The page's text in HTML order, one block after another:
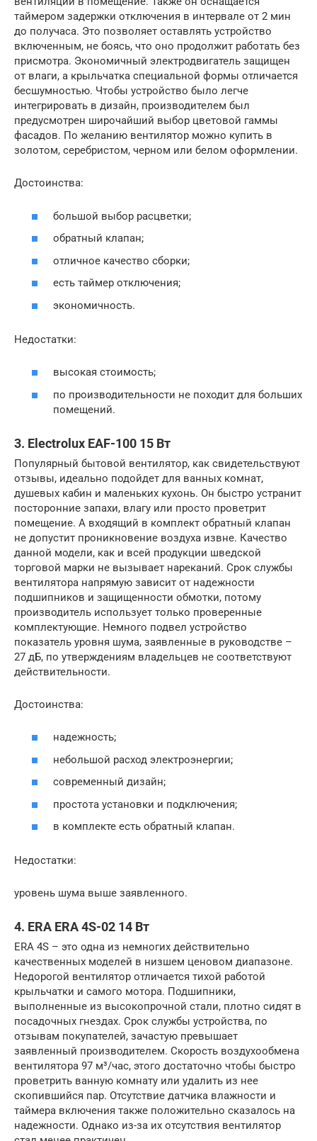
таймером задержки отключения в интервале от 2 мин
до получаса. Это позволяет оставлять устройство
включенным, не боясь, что оно продолжит работать без
присмотра. Экономичный электродвигатель защищен
от влаги, а крыльчатка специальной формы отличается
бесшумностью. Чтобы устройство было легче
интегрировать в дизайн, производителем был
предусмотрен широчайший выбор цветовой гаммы
фасадов. По желанию вентилятор можно купить в
золотом, серебристом, черном или белом оформлении.
Достоинства:
большой выбор расцветки;
обратный клапан;
отличное качество сборки;
есть таймер отключения;
экономичность.
Недостатки:
высокая стоимость;
по производительности не походит для больших
помещений.
3. Electrolux EAF-100 15 Вт
Популярный бытовой вентилятор, как свидетельствуют
отзывы, идеально подойдет для ванных комнат,
душевых кабин и маленьких кухонь. Он быстро устранит
посторонние запахи, влагу или просто проветрит
помещение. А входящий в комплект обратный клапан
не допустит проникновение воздуха извне. Качество
данной модели, как и всей продукции шведской
торговой марки не вызывает нареканий. Срок службы
вентилятора напрямую зависит от надежности
подшипников и защищенности обмотки, потому
производитель использует только проверенные
комплектующие. Немного подвел устройство
показатель уровня шума, заявленные в руководстве –
27 дБ, по утверждениям владельцев не соответствуют
действительности.
Достоинства:
надежность;
небольшой расход электроэнергии;
современный дизайн;
простота установки и подключения;
в комплекте есть обратный клапан.
Недостатки:
уровень шума выше заявленного.
4. ERA ERA 4S-02 14 Вт
ERA 4S – это одна из немногих действительно
качественных моделей в низшем ценовом диапазоне.
Недорогой вентилятор отличается тихой работой
крыльчатки и самого мотора. Подшипники,
выполненные из высокопрочной стали, плотно сидят в
посадочных гнездах. Срок службы устройства, по
отзывам покупателей, зачастую превышает
заявленный производителем. Скорость воздухообмена
вентилятора 97 м³/час, этого достаточно чтобы быстро
проветрить ванную комнату или удалить из нее
скопившийся пар. Отсутствие датчика влажности и
таймера включения также положительно сказалось на
надежности. Однако из-за их отсутствия вентилятор